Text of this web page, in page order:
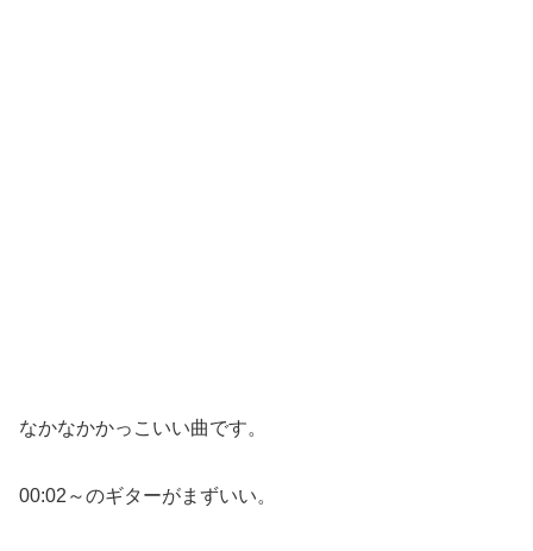
なかなかかっこいい曲です。
00:02～のギターがまずいい。